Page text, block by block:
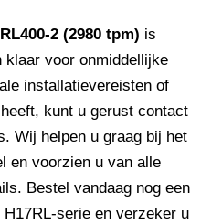
2 (2980 tpm) is
klaar voor onmiddellijke
installatievereisten of
kunt u gerust contact
Wij helpen u graag bij het
en voorzien u van alle
Bestel vandaag nog een
serie en verzeker u